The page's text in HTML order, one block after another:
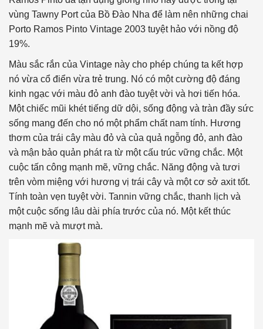
vùng Tawny Port của Bồ Đào Nha để làm nên những chai
Porto Ramos Pinto Vintage 2003 tuyệt hảo với nồng độ
19%.
Màu sắc rắn của Vintage này cho phép chúng ta kết hợp
nó vừa cổ điển vừa trẻ trung. Nó có một cường độ đáng
kinh ngạc với màu đỏ anh đào tuyệt vời và hơi tiến hóa.
Một chiếc mũi khét tiếng dữ dội, sống động và tràn đầy sức
sống mang đến cho nó một phẩm chất nam tính. Hương
thơm của trái cây màu đỏ và của quả ngỗng đỏ, anh đào
và mận bảo quản phát ra từ một cấu trúc vững chắc. Một
cuộc tấn công mạnh mẽ, vững chắc. Năng động và tươi
trên vòm miệng với hương vị trái cây và một cơ sở axit tốt.
Tính toàn vẹn tuyệt vời. Tannin vững chắc, thanh lịch và
một cuộc sống lâu dài phía trước của nó. Một kết thúc
mạnh mẽ và mượt mà.